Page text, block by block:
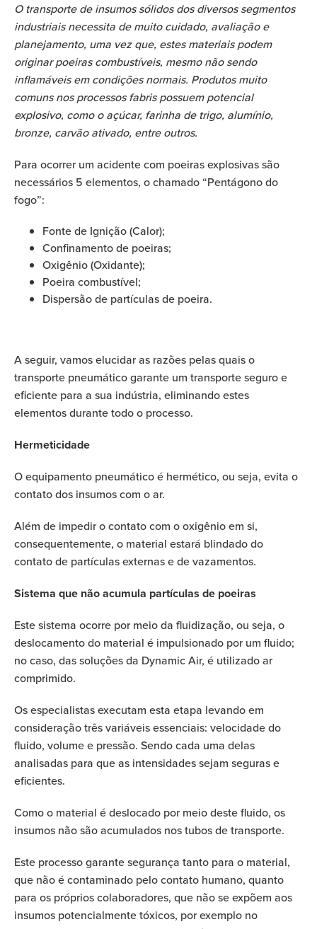
O transporte de insumos sólidos dos diversos segmentos
industriais necessita de muito cuidado, avaliação e
planejamento, uma vez que, estes materiais podem
originar poeiras combustíveis, mesmo não sendo
inflamáveis em condições normais. Produtos muito
comuns nos processos fabris possuem potencial
explosivo, como o açúcar, farinha de trigo, alumínio,
bronze, carvão ativado, entre outros.
Para ocorrer um acidente com poeiras explosivas são
necessários 5 elementos, o chamado “Pentágono do
fogo”:
Fonte de Ignição (Calor);
Confinamento de poeiras;
Oxigênio (Oxidante);
Poeira combustível;
Dispersão de partículas de poeira.
A seguir, vamos elucidar as razões pelas quais o
transporte pneumático garante um transporte seguro e
eficiente para a sua indústria, eliminando estes
elementos durante todo o processo.
Hermeticidade
O equipamento pneumático é hermético, ou seja, evita o
contato dos insumos com o ar.
Além de impedir o contato com o oxigênio em si,
consequentemente, o material estará blindado do
contato de partículas externas e de vazamentos.
Sistema que não acumula partículas de poeiras
Este sistema ocorre por meio da fluidização, ou seja, o
deslocamento do material é impulsionado por um fluido;
no caso, das soluções da Dynamic Air, é utilizado ar
comprimido.
Os especialistas executam esta etapa levando em
consideração três variáveis essenciais: velocidade do
fluido, volume e pressão. Sendo cada uma delas
analisadas para que as intensidades sejam seguras e
eficientes.
Como o material é deslocado por meio deste fluido, os
insumos não são acumulados nos tubos de transporte.
Este processo garante segurança tanto para o material,
que não é contaminado pelo contato humano, quanto
para os próprios colaboradores, que não se expõem aos
insumos potencialmente tóxicos, por exemplo no